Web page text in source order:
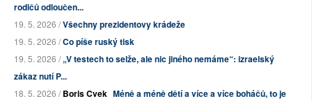
rodičů odloučen...
19. 5. 2026 /Všechny prezidentovy krádeže
19. 5. 2026 /Co píše ruský tisk
19. 5. 2026 /„V testech to selže, ale nic jiného nemáme“: izraelský
zákaz nutí P...
18. 5. 2026 /Boris Cvek Méně a méně dětí a více a více boháčů, to je